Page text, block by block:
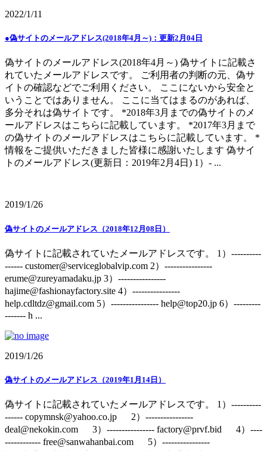
2022/1/11
●偽サイトのメールアドレス(2018年4月～)：更新2月04日
偽サイトのメールアドレス(2018年4月～) 偽サイトに記載さ
れていたメールアドレスです。 ご利用者の判断の元、偽サ
イトの確認などでご利用ください。 ここにないから安全と
いうことではありません。 ここに当てはまるのがあれば、
多分それは偽サイトです。 *2018年3月までの偽サイトのメ
ールアドレスはこちらに記載しています。 *2017年3月まで
の偽サイトのメールアドレスはこちらに記載しています。 *
情報をご提供いただきました皆様に感謝いたします 偽サイ
トのメールアドレス(更新日：2019年2月4日) 1）- ...
2019/1/26
偽サイトのメールアドレス（2018年12月08日）
偽サイトに記載されていたメールアドレスです。 1）----------
------ customer@serviceglobalvip.com 2）----------------
erume@zureyamadaku.jp 3）----------------
hajime@fashionayfactory.site 4）----------------
help.cdltdz@gmail.com 5）---------------- help@top20.jp 6）---------
------- h ...
2019/1/26
偽サイトのメールアドレス（2019年1月14日）
偽サイトに記載されていたメールアドレスです。 1）----------
------ copymnsk@yahoo.co.jp 2）----------------
deal@nekokin.com 3）---------------- factory@prvf.bid 4）----
------------ free@sanwahanbai.com 5）----------------